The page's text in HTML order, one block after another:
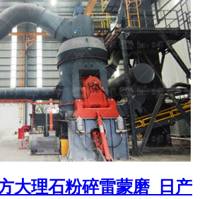
大理石粉碎雷蒙磨_日产